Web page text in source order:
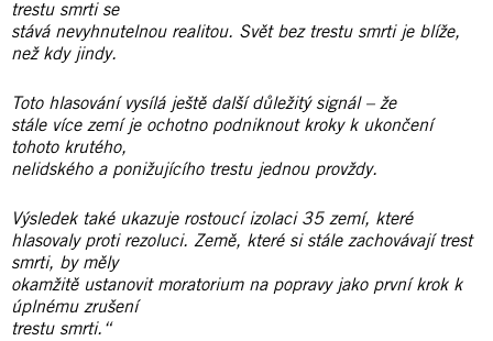
trestu smrti se
stává nevyhnutelnou realitou. Svět bez trestu smrti je blíže,
než kdy jindy.
Toto hlasování vysílá ještě další důležitý signál – že
stále více zemí je ochotno podniknout kroky k ukončení
tohoto krutého,
nelidského a ponižujícího trestu jednou provždy.
Výsledek také ukazuje rostoucí izolaci 35 zemí, které
hlasovaly proti rezoluci. Země, které si stále zachovávají trest
smrti, by měly
okamžitě ustanovit moratorium na popravy jako první krok k
úplnému zrušení
trestu smrti.“